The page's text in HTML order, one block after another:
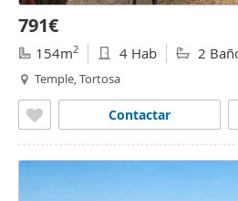
791€
154m2 4 Hab 2
Temple, Tortosa
Contactar